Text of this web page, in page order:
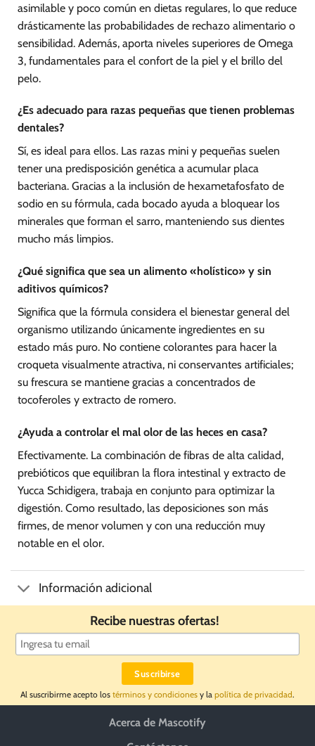
asimilable y poco común en dietas regulares, lo que reduce
drásticamente las probabilidades de rechazo alimentario o
sensibilidad. Además, aporta niveles superiores de Omega
3, fundamentales para el confort de la piel y el brillo del
pelo.
¿Es adecuado para razas pequeñas que tienen problemas
dentales?
Sí, es ideal para ellos. Las razas mini y pequeñas suelen
tener una predisposición genética a acumular placa
bacteriana. Gracias a la inclusión de hexametafosfato de
sodio en su fórmula, cada bocado ayuda a bloquear los
minerales que forman el sarro, manteniendo sus dientes
mucho más limpios.
¿Qué significa que sea un alimento «holístico» y sin
aditivos químicos?
Significa que la fórmula considera el bienestar general del
organismo utilizando únicamente ingredientes en su
estado más puro. No contiene colorantes para hacer la
croqueta visualmente atractiva, ni conservantes artificiales;
su frescura se mantiene gracias a concentrados de
tocoferoles y extracto de romero.
¿Ayuda a controlar el mal olor de las heces en casa?
Efectivamente. La combinación de fibras de alta calidad,
prebióticos que equilibran la flora intestinal y extracto de
Yucca Schidigera, trabaja en conjunto para optimizar la
digestión. Como resultado, las deposiciones son más
firmes, de menor volumen y con una reducción muy
notable en el olor.
Información adicional
Recibe nuestras ofertas!
Al suscribirme acepto los términos y condiciones y la política de privacidad.
Acerca de Mascotify